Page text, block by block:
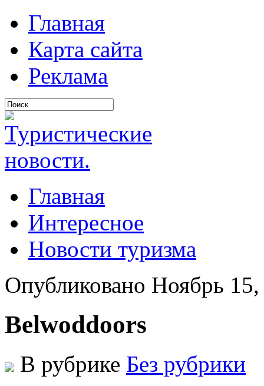
Главная
Карта сайта
Реклама
Главная
Интересное
Новости туризма
Опубликовано Ноябрь
Belwoddoors
В рубрике Без рубрики